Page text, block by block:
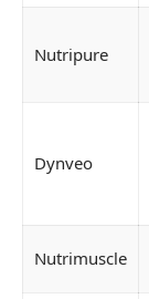
Nutripure
Dynveo
Nutrimuscle